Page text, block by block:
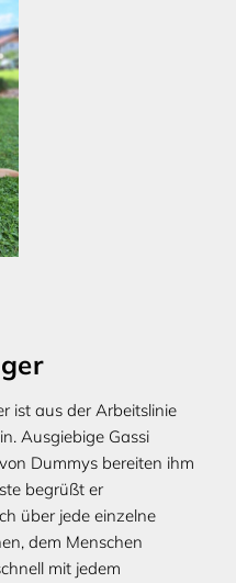
ist aus der Arbeitslinie
Ausgiebige Gassi
Dummys bereiten ihm
begrüßt er
über jede einzelne
dem Menschen
mit jedem